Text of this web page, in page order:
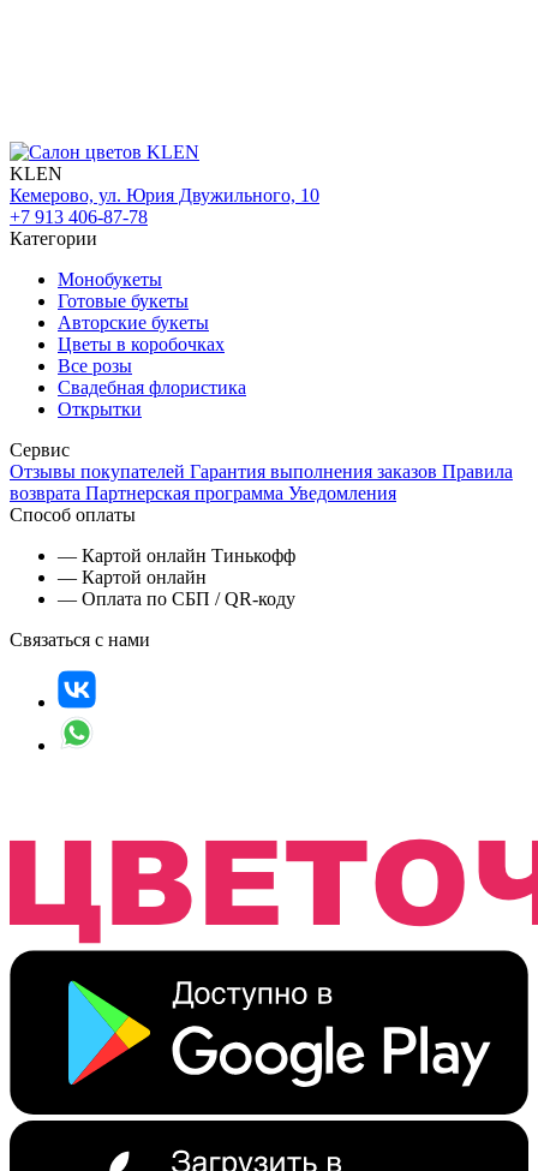
KLEN
Кемерово, ул. Юрия Двужильного, 10
+7 913 406-87-78
Категории
Монобукеты
Готовые букеты
Авторские букеты
Цветы в коробочках
Все розы
Свадебная флористика
Открытки
Сервис
Отзывы покупателей Гарантия выполнения заказов Правила
возврата Партнерская программа Уведомления
Способ оплаты
— Картой онлайн Тинькофф
— Картой онлайн
— Оплата по СБП / QR-коду
Связаться с нами